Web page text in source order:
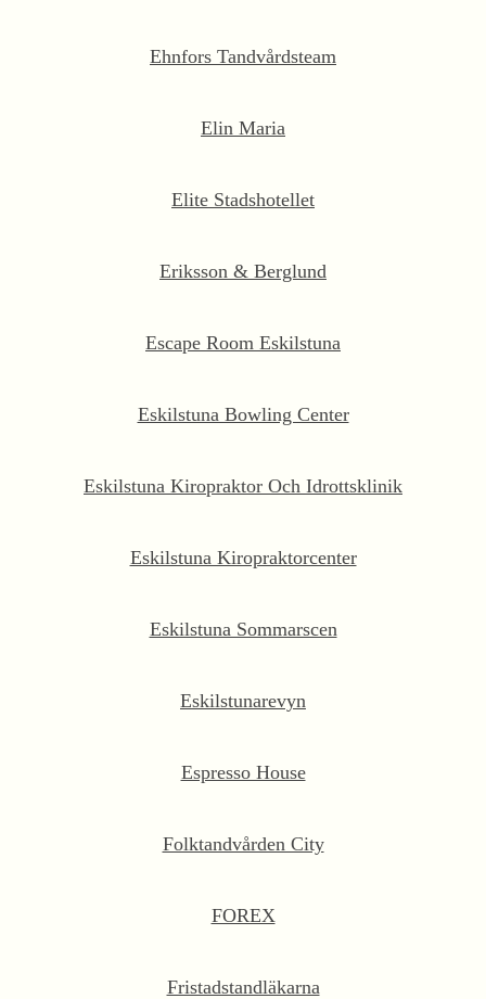
Ehnfors Tandvårdsteam
Elin Maria
Elite Stadshotellet
Eriksson & Berglund
Escape Room Eskilstuna
Eskilstuna Bowling Center
Eskilstuna Kiropraktor Och Idrottsklinik
Eskilstuna Kiropraktorcenter
Eskilstuna Sommarscen
Eskilstunarevyn
Espresso House
Folktandvården City
FOREX
Fristadstandläkarna